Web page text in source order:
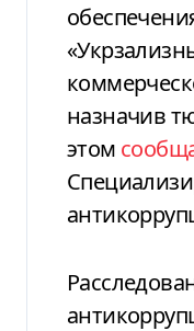
назначив
этом
Расследованием Национального